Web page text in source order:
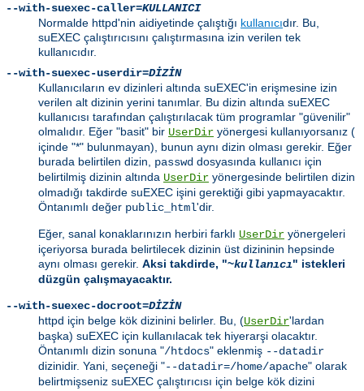
--with-suexec-caller=KULLANICI
Normalde httpd'nin aidiyetinde çalıştığı kullanıcıdır. Bu,
suEXEC çalıştırıcısını çalıştırmasına izin verilen tek
kullanıcıdır.
--with-suexec-userdir=DİZİN
Kullanıcıların ev dizinleri altında suEXEC'in erişmesine izin
verilen alt dizinin yerini tanımlar. Bu dizin altında suEXEC
kullanıcısı tarafından çalıştırılacak tüm programlar "güvenilir"
olmalıdır. Eğer "basit" bir UserDir yönergesi kullanıyorsanız (
içinde "*" bulunmayan), bunun aynı dizin olması gerekir. Eğer
burada belirtilen dizin, passwd dosyasında kullanıcı için
belirtilmiş dizinin altında UserDir yönergesinde belirtilen dizin
olmadığı takdirde suEXEC işini gerektiği gibi yapmayacaktır.
Öntanımlı değer public_html'dir.
Eğer, sanal konaklarınızın herbiri farklı UserDir yönergeleri
içeriyorsa burada belirtilecek dizinin üst dizininin hepsinde
aynı olması gerekir. Aksi takdirde, "~kullanıcı" istekleri
düzgün çalışmayacaktır.
--with-suexec-docroot=DİZİN
httpd için belge kök dizinini belirler. Bu, (UserDir'lardan
başka) suEXEC için kullanılacak tek hiyerarşi olacaktır.
Öntanımlı dizin sonuna "/htdocs" eklenmiş --datadir
dizinidir. Yani, seçeneği "--datadir=/home/apache" olarak
belirtmişseniz suEXEC çalıştırıcısı için belge kök dizini